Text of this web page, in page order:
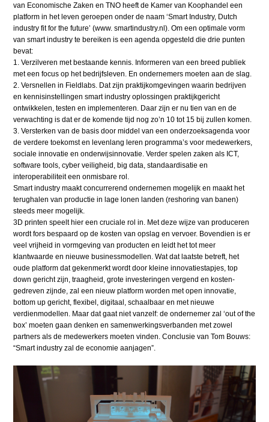
van Economische Zaken en TNO heeft de Kamer van Koophandel een
platform in het leven geroepen onder de naam ‘Smart Industry, Dutch
industry fit for the future’ (www. smartindustry.nl). Om een optimale vorm
van smart industry te bereiken is een agenda opgesteld die drie punten
bevat:
1. Verzilveren met bestaande kennis. Informeren van een breed publiek
met een focus op het bedrijfsleven. En ondernemers moeten aan de slag.
2. Versnellen in Fieldlabs. Dat zijn praktijkomgevingen waarin bedrijven
en kennisinstellingen smart industry oplossingen praktijkgericht
ontwikkelen, testen en implementeren. Daar zijn er nu tien van en de
verwachting is dat er de komende tijd nog zo’n 10 tot 15 bij zullen komen.
3. Versterken van de basis door middel van een onderzoeksagenda voor
de verdere toekomst en levenlang leren programma’s voor medewerkers,
sociale innovatie en onderwijsinnovatie. Verder spelen zaken als ICT,
software tools, cyber veiligheid, big data, standaardisatie en
interoperabiliteit een onmisbare rol.
Smart industry maakt concurrerend ondernemen mogelijk en maakt het
terughalen van productie in lage lonen landen (reshoring van banen)
steeds meer mogelijk.
3D printen speelt hier een cruciale rol in. Met deze wijze van produceren
wordt fors bespaard op de kosten van opslag en vervoer. Bovendien is er
veel vrijheid in vormgeving van producten en leidt het tot meer
klantwaarde en nieuwe businessmodellen. Wat dat laatste betreft, het
oude platform dat gekenmerkt wordt door kleine innovatiestapjes, top
down gericht zijn, traagheid, grote investeringen vergend en kosten-
gedreven zijnde, zal een nieuw platform worden met open innovatie,
bottom up gericht, flexibel, digitaal, schaalbaar en met nieuwe
verdienmodellen. Maar dat gaat niet vanzelf: de ondernemer zal ‘out of the
box’ moeten gaan denken en samenwerkingsverbanden met zowel
partners als de medewerkers moeten vinden. Conclusie van Tom Bouws:
“Smart industry zal de economie aanjagen”.